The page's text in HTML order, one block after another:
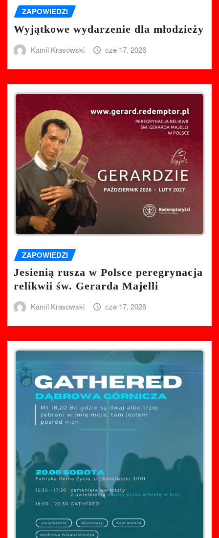
ZAPOWIEDZI
Wyjątkowe wydarzenie dla młodzieży
Kamil Krasowski cze 17, 2026
ZAPOWIEDZI
Jesienią rusza w Polsce peregrynacja
relikwii św. Gerarda Majelli
Kamil Krasowski cze 17, 2026